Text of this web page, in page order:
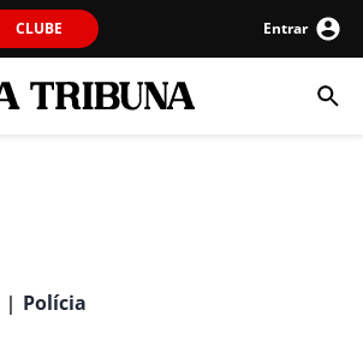
CLUBE Entrar
| Polícia